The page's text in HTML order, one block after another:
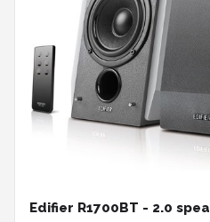
Edifier R1700BT - 2.0